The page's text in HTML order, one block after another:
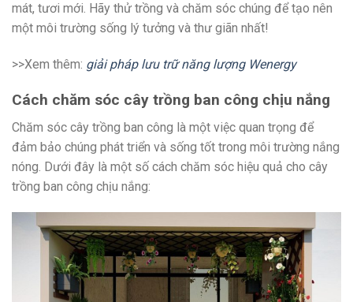
mát, tươi mới. Hãy thử trồng và chăm sóc chúng để tạo nên
một môi trường sống lý tưởng và thư giãn nhất!
>>Xem thêm: giải pháp lưu trữ năng lượng Wenergy
Cách chăm sóc cây trồng ban công chịu nắng
Chăm sóc cây trồng ban công là một việc quan trọng để
đảm bảo chúng phát triển và sống tốt trong môi trường nắng
nóng. Dưới đây là một số cách chăm sóc hiệu quả cho cây
trồng ban công chịu nắng: